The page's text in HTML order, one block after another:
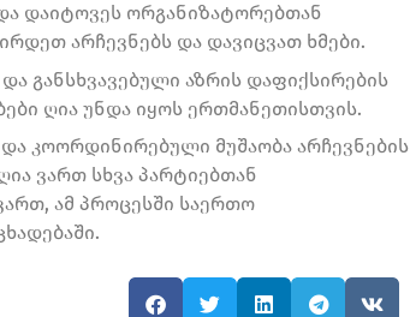
დაიტოვეს ორგანიზატორებთან
არჩევნებს და დავიცვათ ხმები.
განსხვავებული აზრის დაფიქსირების
ღია უნდა იყოს ერთმანეთისთვის.
კოორდინირებული მუშაობა არჩევნების
ვართ სხვა პარტიებთან
ამ პროცესში საერთო